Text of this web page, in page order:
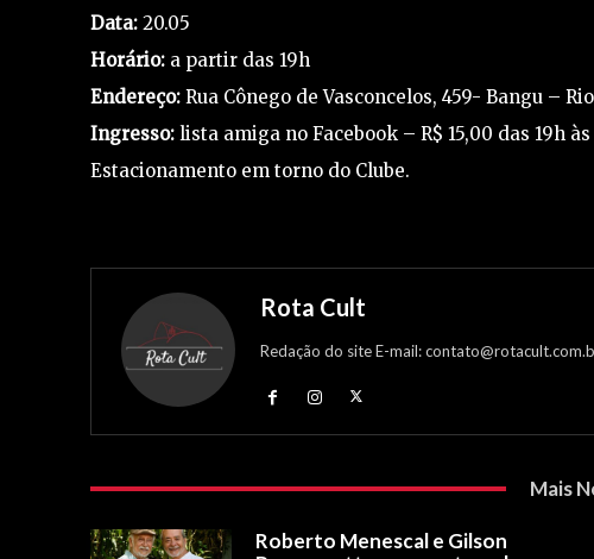
Data: 20.05
Horário: a partir das 19h
Endereço: Rua Cônego de Vasconcelos, 459- Bangu –
Ingresso: lista amiga no Facebook – R$ 15,00 das 19h
Estacionamento em torno do Clube.
Rota Cult
Redação do site E-mail:
Mais
Roberto Menescal e Gilson